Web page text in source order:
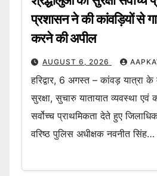
प्रशासन ने की कांवड़ियों से
करने की अपील
AUGUST 6, 2026
हरिद्वार, 6 अगस्त – कांवड़ यात्रा के
सुरक्षा, सुचारु यातायात व्यवस्था एवं
सर्वोच्च प्राथमिकता देते हुए
वरिष्ठ पुलिस अधीक्षक नवनीत सिंह…